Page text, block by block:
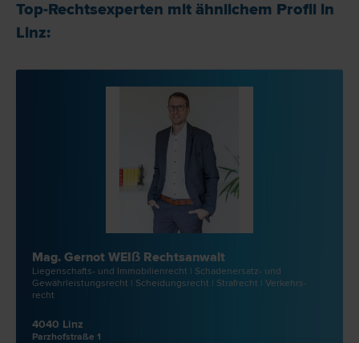
Top-Rechtsexperten mit ähnlichem Profil in
Linz:
Mag. Gernot WEIẞ Rechtsanwalt
Liegenschafts- und Immobilien­recht | Schadenersatz- und
Gewährleistungs­recht | Scheidungs­recht | Straf­recht | Verkehrs­
recht
4040 Linz
Parzhofstraße 1